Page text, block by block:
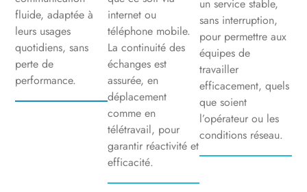
fluide, adaptée à
leurs usages
quotidiens, sans
perte de
performance.
internet ou
téléphone mobile.
La continuité des
échanges est
assurée, en
déplacement
comme en
télétravail, pour
garantir réactivité et
efficacité.
un service stable,
sans interruption,
pour permettre aux
équipes de
travailler
efficacement, quels
que soient
l’opérateur ou les
conditions réseau.